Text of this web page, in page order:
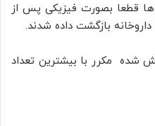
قطعا بصورت فیزیکی پس از
بازگشت داده شدند.
شده مکرر با بیشترین تعداد